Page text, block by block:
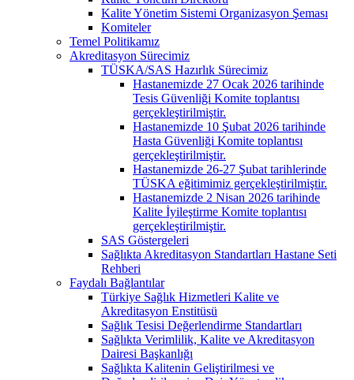
Kalite Yönetim Sistemi Organizasyon Şeması
Komiteler
Temel Politikamız
Akreditasyon Sürecimiz
TÜSKA/SAS Hazırlık Sürecimiz
Hastanemizde 27 Ocak 2026 tarihinde
Tesis Güvenliği Komite toplantısı
gerçekleştirilmiştir.
Hastanemizde 10 Şubat 2026 tarihinde
Hasta Güvenliği Komite toplantısı
gerçekleştirilmiştir.
Hastanemizde 26-27 Şubat tarihlerinde
TÜSKA eğitimimiz gerçekleştirilmiştir.
Hastanemizde 2 Nisan 2026 tarihinde
Kalite İyileştirme Komite toplantısı
gerçekleştirilmiştir.
SAS Göstergeleri
Sağlıkta Akreditasyon Standartları Hastane Seti
Rehberi
Faydalı Bağlantılar
Türkiye Sağlık Hizmetleri Kalite ve
Akreditasyon Enstitüsü
Sağlık Tesisi Değerlendirme Standartları
Sağlıkta Verimlilik, Kalite ve Akreditasyon
Dairesi Başkanlığı
Sağlıkta Kalitenin Geliştirilmesi ve